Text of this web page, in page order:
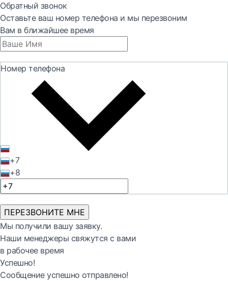
Обратный звонок
Оставьте ваш номер телефона и мы перезвоним
Вам в ближайшее время
Номер телефона
+7
+8
ПЕРЕЗВОНИТЕ МНЕ
Мы получили вашу заявку.
Наши менеджеры свяжутся с вами
в рабочее время
Успешно!
Сообщение успешно отправлено!